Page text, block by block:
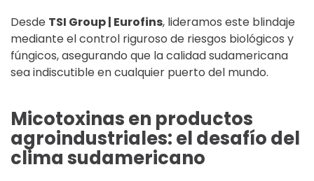
Desde TSI Group | Eurofins, lideramos este blindaje
mediante el control riguroso de riesgos biológicos y
fúngicos, asegurando que la calidad sudamericana
sea indiscutible en cualquier puerto del mundo.
Micotoxinas en productos
agroindustriales: el desafío del
clima sudamericano